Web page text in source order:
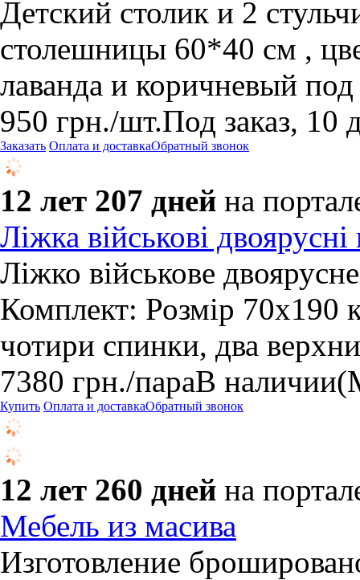
Детский столик и 2
cтолешницы 60*40 см ,
лаванда и коричневый под
950 грн./шт.Под заказ, 10
Заказать Оплата и доставкаОбратный звонок
12 лет 207 дней на
Ліжка військові двоярусні
Ліжко військове
Комплект: Розмір 70х190
чотири спинки, два
7380 грн./параВ наличии
Купить Оплата и доставкаОбратный звонок
12 лет 260 дней на
Мебель из масива
Изготовление